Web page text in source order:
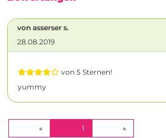
von asserser s.
28.08.2019
von 5 Sternen!
yummy
« 1 (CURRENT)»